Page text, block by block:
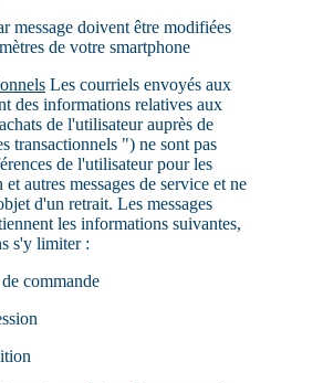
message doivent être modifiées
de votre smartphone
Les courriels envoyés aux
des informations relatives aux
de l'utilisateur auprès de
transactionnels ") ne sont pas
de l'utilisateur pour les
autres messages de service et ne
d'un retrait. Les messages
les informations suivantes,
s'y limiter :
commande